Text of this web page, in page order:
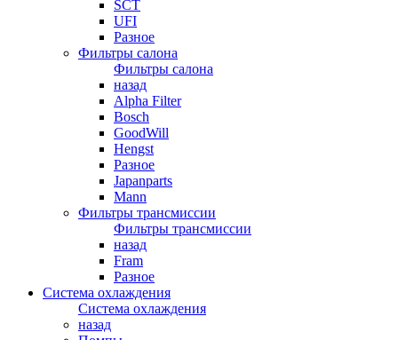
SCT
UFI
Разное
Фильтры салона
Фильтры салона
назад
Alpha Filter
Bosch
GoodWill
Hengst
Разное
Japanparts
Mann
Фильтры трансмиссии
Фильтры трансмиссии
назад
Fram
Разное
Система охлаждения
Система охлаждения
назад